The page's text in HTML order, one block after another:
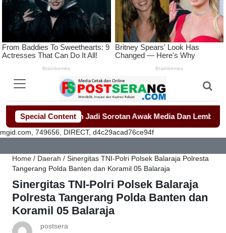
Special Content
Sekolah Jadi Sorotan Awak Media Dan Lembaga
mgid.com, 749656, DIRECT, d4c29acad76ce94f
Home / Daerah / Sinergitas TNI-Polri Polsek Balaraja Polresta
Tangerang Polda Banten dan Koramil 05 Balaraja
Sinergitas TNI-Polri Polsek Balaraja
Polresta Tangerang Polda Banten dan
Koramil 05 Balaraja
postsera